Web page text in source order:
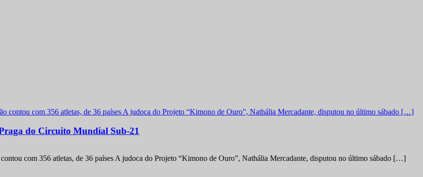
do Circuito Mundial Sub-21
com 356 atletas, de 36 países A judoca do Projeto “Kimono de Ouro”, Nathália Mercadante, disputou no último sábado […]